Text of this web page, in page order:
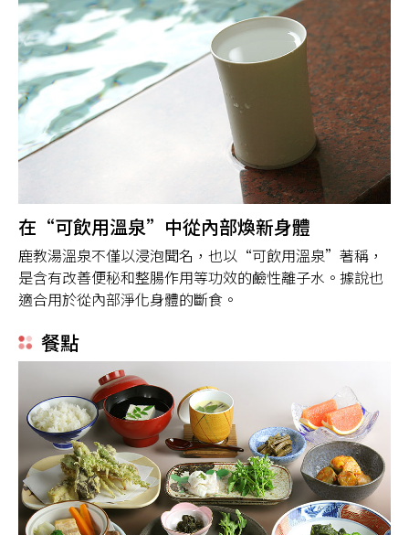
在“可飲用溫泉”中從內部煥新身體
鹿教湯溫泉不僅以浸泡聞名，也以“可飲用溫泉”著稱，
是含有改善便秘和整腸作用等功效的鹼性離子水。據說也
適合用於從內部淨化身體的斷食。
餐點